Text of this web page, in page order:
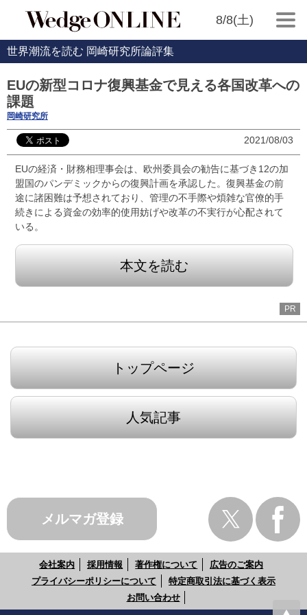
8/8(土)
世界潮流を読む 岡崎研究所論評集
EUの新型コロナ復興基金で見える各国改革への
課題
岡崎研究所
2021/08/03
EUの経済・財務相理事会は、欧州委員会の勧告に基づき12の加
盟国のパンデミックからの復興計画を承認した。復興基金の前
途に諸困難は予想されており、管理の不手際や煩雑な官僚的手
続きによる資金の効率的使用妨げや改革の不実行が心配されて
いる。
本文を読む
PR
トップページ
人気記事
メルマガ登録
会社案内 採用情報 著作権について
広告のご案内
プライバシーポリシーについて
特定商取引法に基づく表示
お問い合わせ